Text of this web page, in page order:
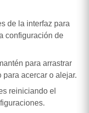
de la interfaz para
configuración de
para arrastrar
acercar o alejar.
reiniciando el